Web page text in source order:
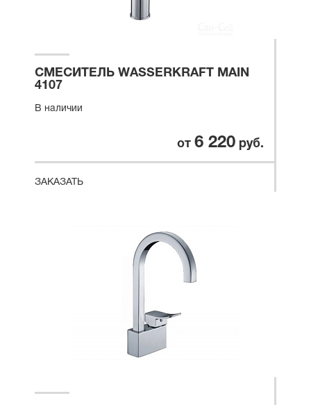
СМЕСИТЕЛЬ WASSERKRAFT MAIN
4107
В наличии
от 6 220 руб.
ЗАКАЗАТЬ